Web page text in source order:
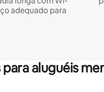
adequado para
aluguéis